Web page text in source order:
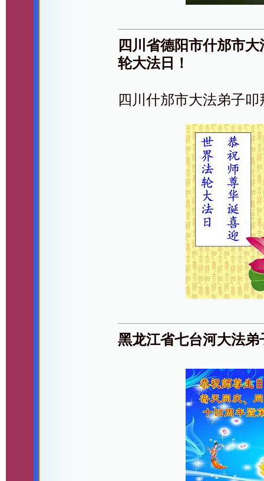
四川省德阳市什邡市
轮大法日！
四川什邡市大法弟子
黑龙江省七台河大法